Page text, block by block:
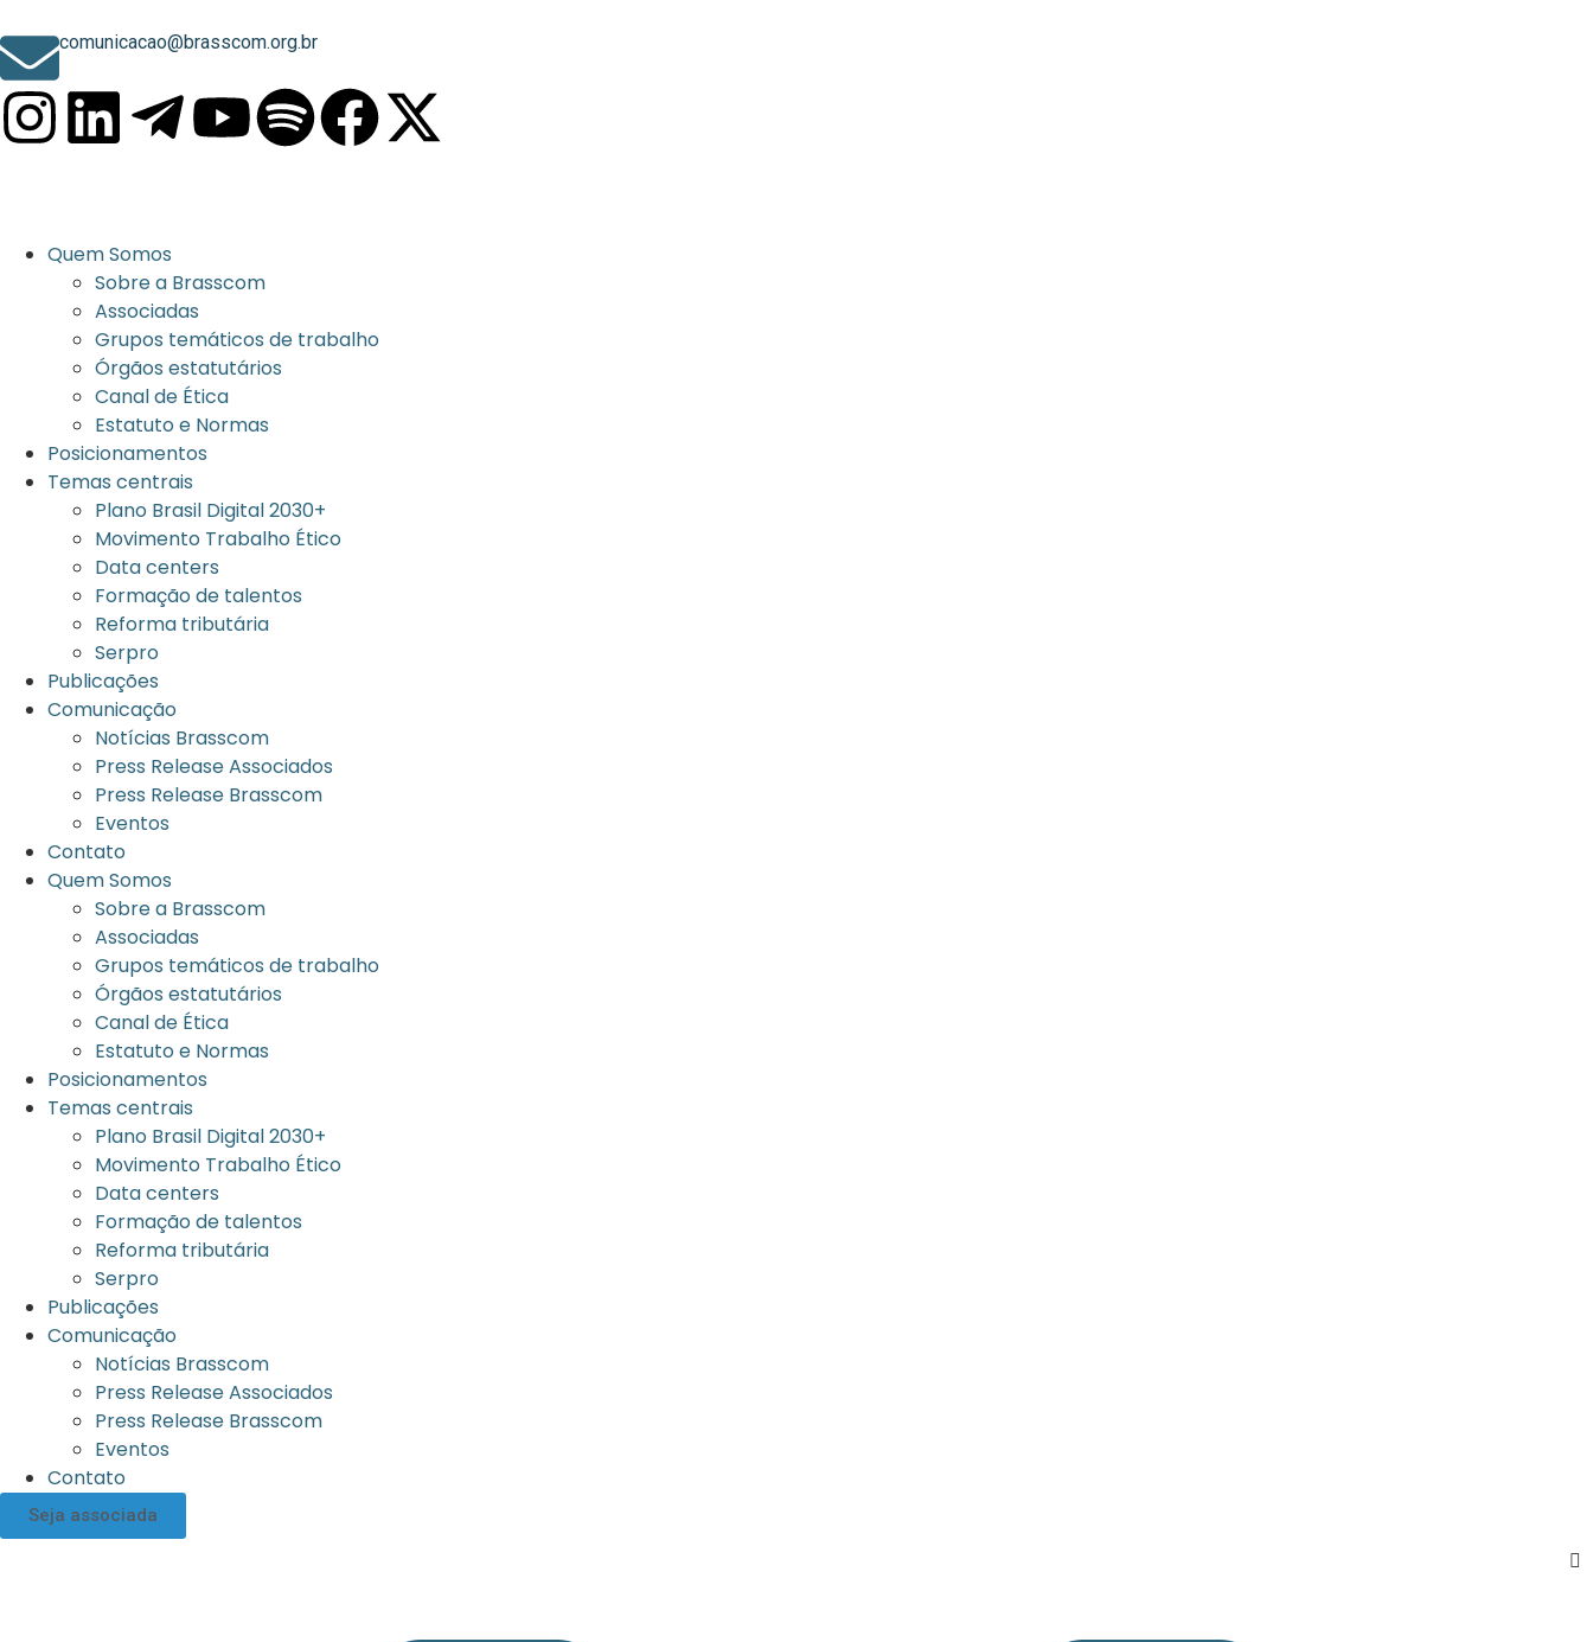
comunicacao@brasscom.org.br
Quem Somos
Sobre a Brasscom
Associadas
Grupos temáticos de trabalho
Órgãos estatutários
Canal de Ética
Estatuto e Normas
Posicionamentos
Temas centrais
Plano Brasil Digital 2030+
Movimento Trabalho Ético
Data centers
Formação de talentos
Reforma tributária
Serpro
Publicações
Comunicação
Notícias Brasscom
Press Release Associados
Press Release Brasscom
Eventos
Contato
Quem Somos
Sobre a Brasscom
Associadas
Grupos temáticos de trabalho
Órgãos estatutários
Canal de Ética
Estatuto e Normas
Posicionamentos
Temas centrais
Plano Brasil Digital 2030+
Movimento Trabalho Ético
Data centers
Formação de talentos
Reforma tributária
Serpro
Publicações
Comunicação
Notícias Brasscom
Press Release Associados
Press Release Brasscom
Eventos
Contato
Seja associada